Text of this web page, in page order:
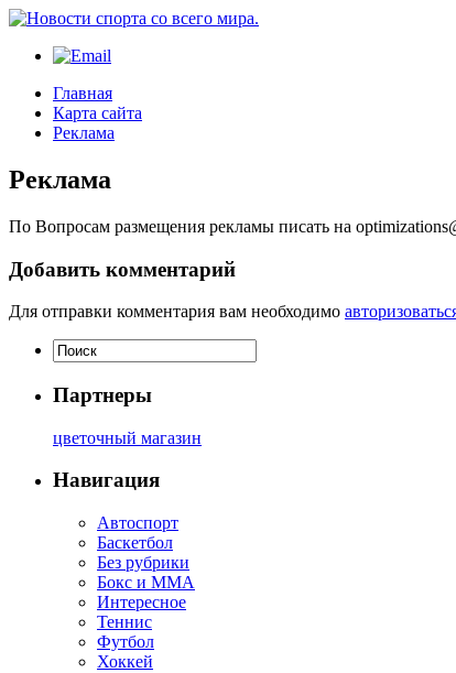
Главная
Карта сайта
Реклама
Реклама
Пo Вопросам размещения рекламы писать на
Добавить комментарий
Для отправки комментария вам необходимо
Партнеры
цветочный магазин
Навигация
Автоспорт
Баскетбол
Без рубрики
Бокс и ММА
Интересное
Теннис
Футбол
Хоккей